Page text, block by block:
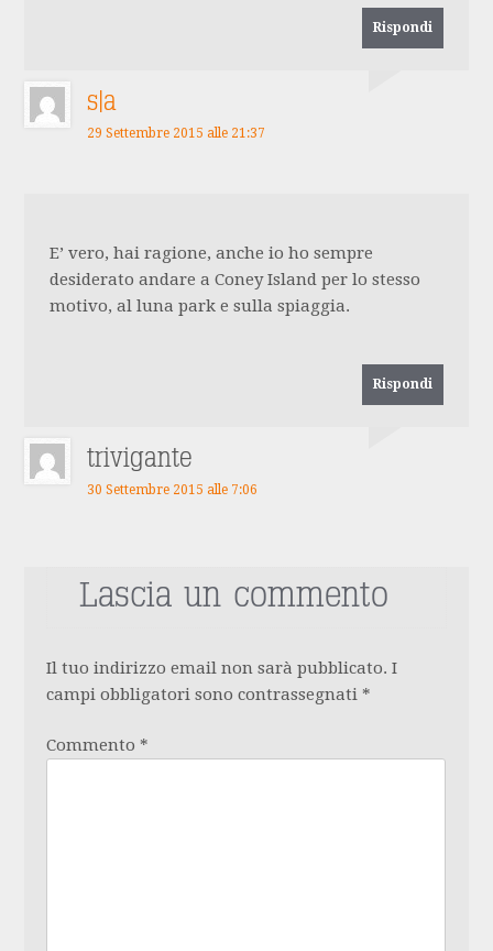
Rispondi
s|a
29 Settembre 2015 alle 21:37
E’ vero, hai ragione, anche io ho sempre
desiderato andare a Coney Island per lo stesso
motivo, al luna park e sulla spiaggia.
Rispondi
trivigante
30 Settembre 2015 alle 7:06
Lascia un commento
Il tuo indirizzo email non sarà pubblicato. I
campi obbligatori sono contrassegnati *
Commento *